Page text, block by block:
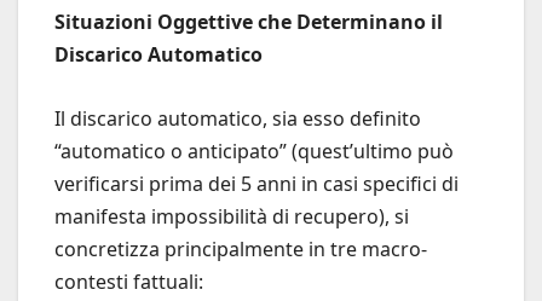
Situazioni Oggettive che Determinano il
Discarico Automatico
Il discarico automatico, sia esso definito
“automatico o anticipato” (quest’ultimo può
verificarsi prima dei 5 anni in casi specifici di
manifesta impossibilità di recupero), si
concretizza principalmente in tre macro-
contesti fattuali: